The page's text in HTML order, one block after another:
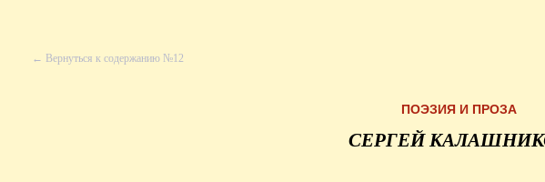
← Вернуться к содержанию №12
ПОЭЗИЯ И ПРОЗА
СЕРГЕЙ